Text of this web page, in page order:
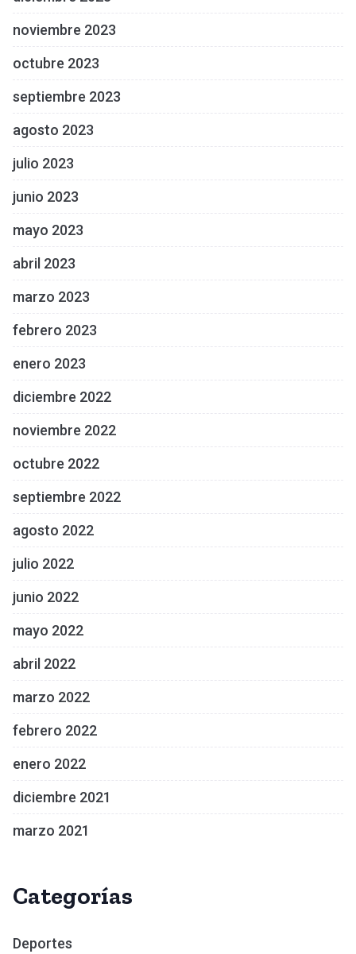
noviembre 2023
octubre 2023
septiembre 2023
agosto 2023
julio 2023
junio 2023
mayo 2023
abril 2023
marzo 2023
febrero 2023
enero 2023
diciembre 2022
noviembre 2022
octubre 2022
septiembre 2022
agosto 2022
julio 2022
junio 2022
mayo 2022
abril 2022
marzo 2022
febrero 2022
enero 2022
diciembre 2021
marzo 2021
Categorías
Deportes